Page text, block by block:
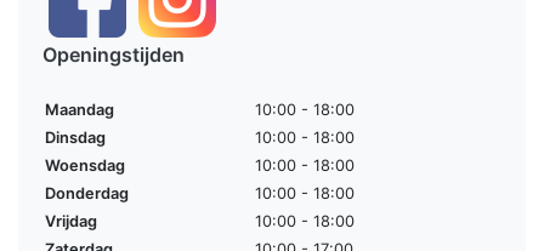
Openingstijden
Maandag
10:00 - 18:00
Dinsdag
10:00 - 18:00
Woensdag
10:00 - 18:00
Donderdag
10:00 - 18:00
Vrijdag
10:00 - 18:00